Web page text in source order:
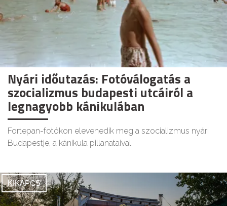
Nyári időutazás: Fotóválogatás a
szocializmus budapesti utcáiról a
legnagyobb kánikulában
Fortepan-fotókon elevenedik meg a szocializmus nyári
Budapestje, a kánikula pillanataival.
KIKAPCS